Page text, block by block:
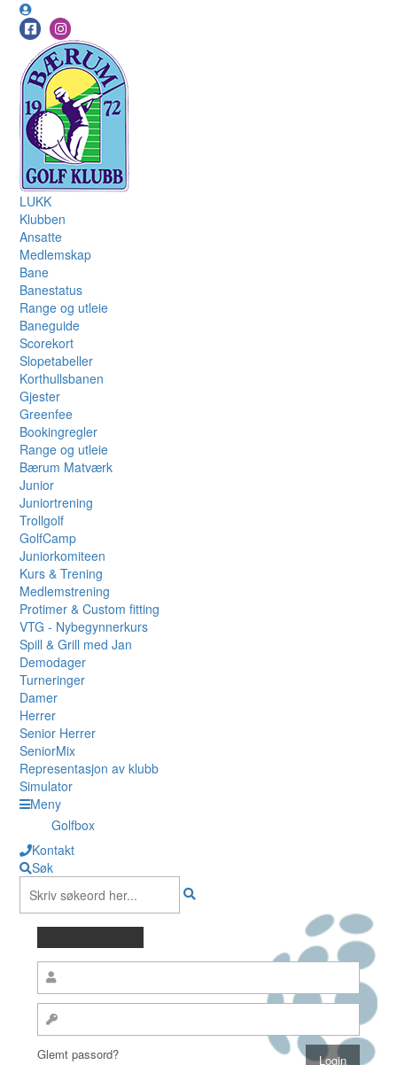
LUKK
Klubben
Ansatte
Medlemskap
Bane
Banestatus
Range og utleie
Baneguide
Scorekort
Slopetabeller
Korthullsbanen
Gjester
Greenfee
Bookingregler
Range og utleie
Bærum Matværk
Junior
Juniortrening
Trollgolf
GolfCamp
Juniorkomiteen
Kurs & Trening
Medlemstrening
Protimer & Custom fitting
VTG - Nybegynnerkurs
Spill & Grill med Jan
Demodager
Turneringer
Damer
Herrer
Senior Herrer
SeniorMix
Representasjon av klubb
Simulator
Meny
Golfbox
Kontakt
Søk
Glemt passord?